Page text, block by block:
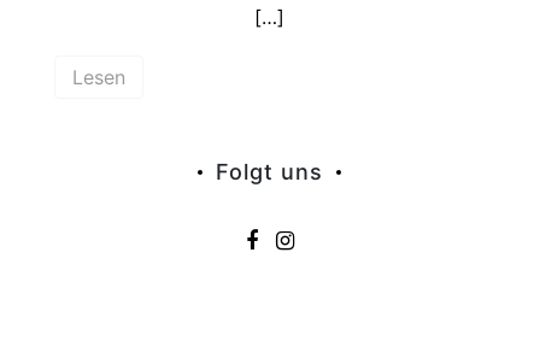
[…]
Lesen
Folgt uns